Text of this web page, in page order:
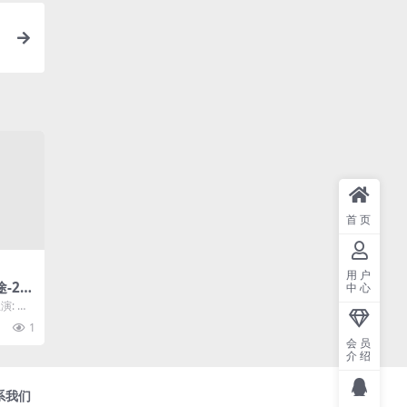
-20
-
: 余
1
我们
首页
用户
中心
会员
介绍